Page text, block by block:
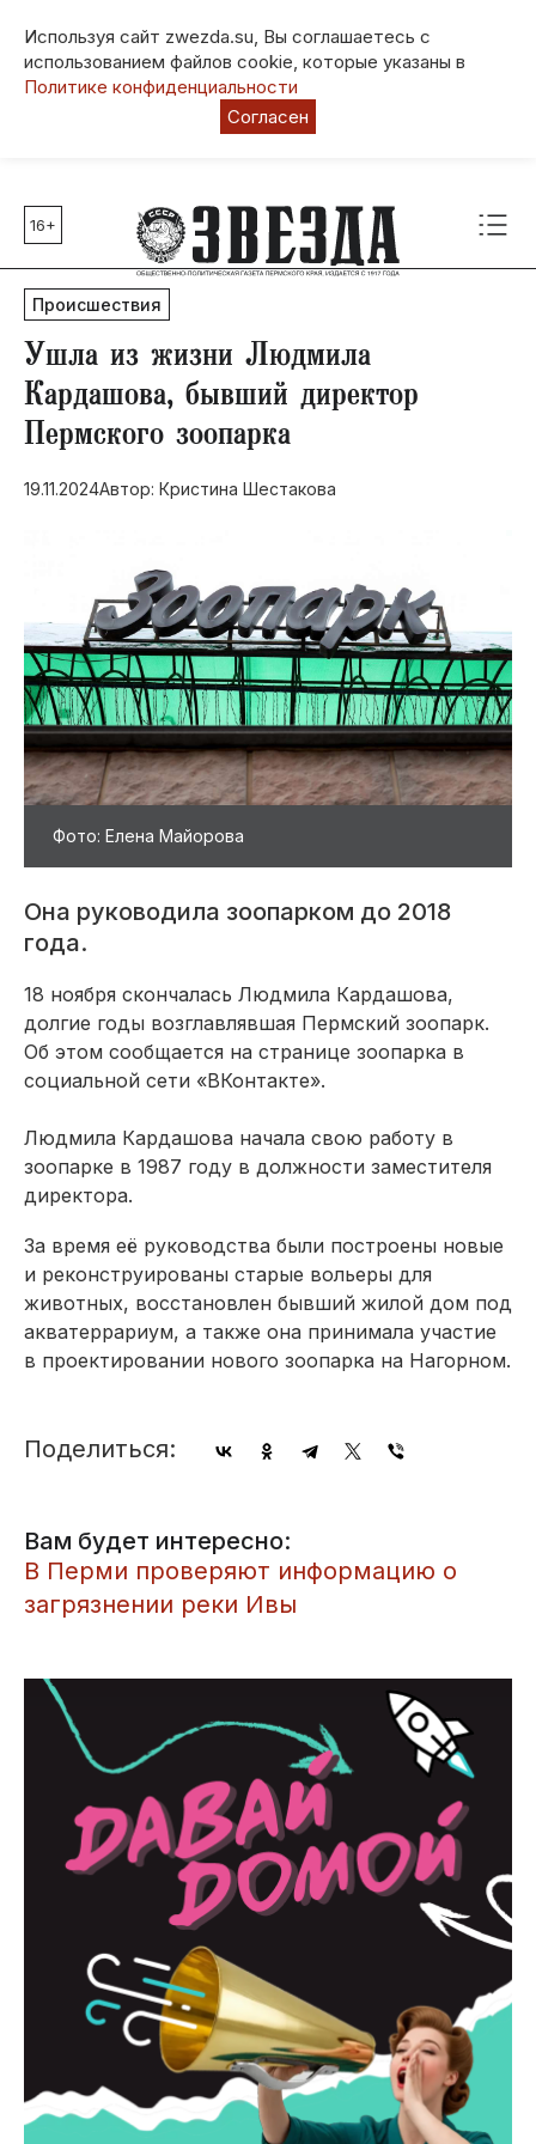
Используя сайт zwezda.su, Вы соглашаетесь с
использованием файлов cookie, которые указаны в
Политике конфиденциальности
Согласен
Главные темы
80 лет Победы
Молодежная столица РФ
СВО
Выборы в Пермском крае
Социальная поддержка
Инфраструктура
Благоустройство
16+
Происшествия
​Ушла из жизни Людмила
Кардашова, бывший директор
Пермского зоопарка
19.11.2024Автор: Кристина Шестакова
Фото: Елена Майорова
Она руководила зоопарком до 2018
года.
18 ноября скончалась Людмила Кардашова,
долгие годы возглавлявшая Пермский зоопарк.
Об этом сообщается на странице зоопарка в
социальной сети «ВКонтакте».
Людмила Кардашова начала свою работу в
зоопарке в 1987 году в должности заместителя
директора.
За время её руководства были построены новые
и реконструированы старые вольеры для
животных, восстановлен бывший жилой дом под
акватеррариум, а также она принимала участие
в проектировании нового зоопарка на Нагорном.
Поделиться:
Вам будет интересно:
​В Перми проверяют информацию о
загрязнении реки Ивы